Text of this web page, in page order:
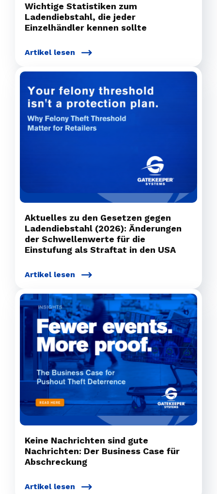
Wichtige Statistiken zum
Ladendiebstahl, die jeder
Einzelhändler kennen sollte
Artikel lesen
Aktuelles zu den Gesetzen gegen
Ladendiebstahl (2026): Änderungen
der Schwellenwerte für die
Einstufung als Straftat in den USA
Artikel lesen
Keine Nachrichten sind gute
Nachrichten: Der Business Case für
Abschreckung
Artikel lesen